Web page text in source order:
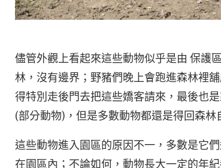
儘管外觀上看起來這些動物似乎是由 保護
林，沒有邊界；野豬們晚上會跑進森林裡
得特別走後門去把這些嬌客請來，最後也
(部分動物)，但是多數動物都還是得回森林
這些動物進入園區的原因不一，多數是它
在園區內；不論如何，動物長大一定的年